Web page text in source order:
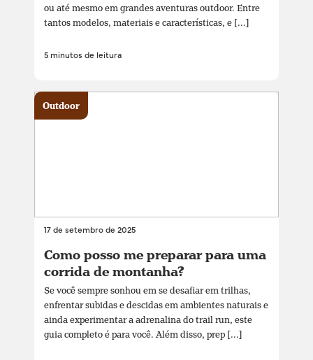
ou até mesmo em grandes aventuras outdoor. Entre
tantos modelos, materiais e características, e [...]
5 minutos de leitura
17 de setembro de 2025
Como posso me preparar para uma
corrida de montanha?
Se você sempre sonhou em se desafiar em trilhas,
enfrentar subidas e descidas em ambientes naturais e
ainda experimentar a adrenalina do trail run, este
guia completo é para você. Além disso, prep [...]
Outdoor